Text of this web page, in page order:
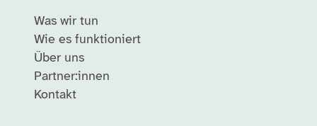
Was wir tun
Wie es funktioniert
Über uns
Partner:innen
Kontakt